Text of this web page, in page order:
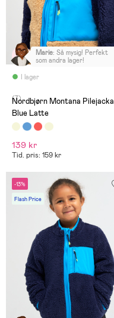
I lager
Marie: Så mysig! Perfekt
som andra lager!
(7)
Nordbjørn Montana
Blue Latte
139 kr
Tid. pris: 159 kr
-13%
Flash Price